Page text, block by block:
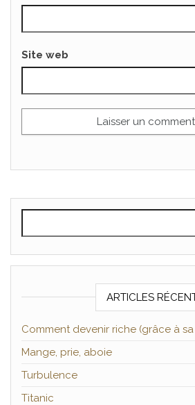
Site web
ARTICLES
Comment devenir riche (grâce à
Mange, prie, aboie
Turbulence
Titanic